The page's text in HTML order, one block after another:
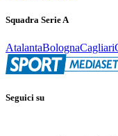
Squadra Serie A
AtalantaBolognaCagliari
Seguici su